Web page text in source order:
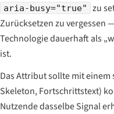
aria-busy="true"
zu
Zurücksetzen zu vergessen
Technologie dauerhaft als
ist.
Das Attribut sollte mit
Skeleton, Fortschrittstext)
Nutzende dasselbe Signal